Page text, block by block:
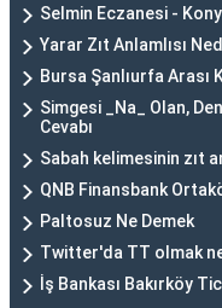
Selmin Eczanesi -
Yarar Zıt Anlamlısı
Bursa Şanlıurfa Arası
Simgesi _Na_ Olan,
Cevabı
Sabah kelimesinin zıt
QNB Finansbank
Paltosuz Ne Demek
Twitter'da TT olmak
İş Bankası Bakırköy